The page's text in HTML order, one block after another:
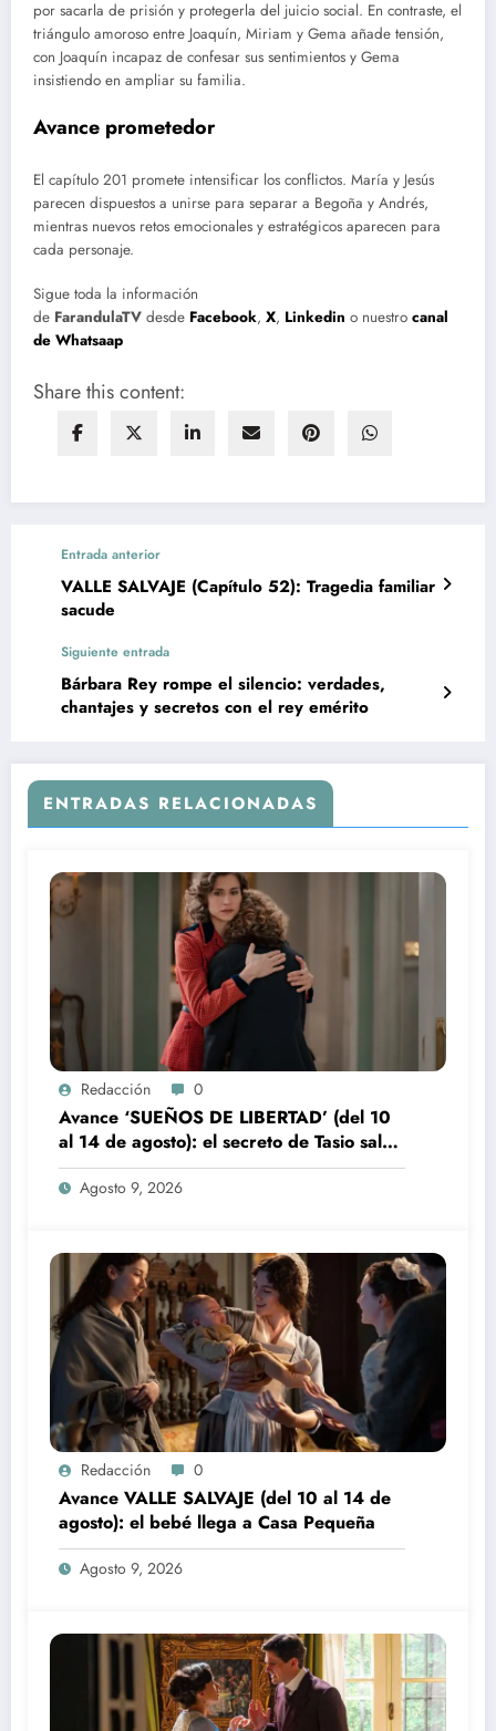
por sacarla de prisión y protegerla del juicio social. En contraste, el
triángulo amoroso entre Joaquín, Miriam y Gema añade tensión,
con Joaquín incapaz de confesar sus sentimientos y Gema
insistiendo en ampliar su familia.
Avance prometedor
El capítulo 201 promete intensificar los conflictos. María y Jesús
parecen dispuestos a unirse para separar a Begoña y Andrés,
mientras nuevos retos emocionales y estratégicos aparecen para
cada personaje.
Sigue toda la información
de FarandulaTV desde Facebook, X, Linkedin o nuestro canal
de Whatsaap
Share this content:
Entrada anterior
VALLE SALVAJE (Capítulo 52): Tragedia familiar
sacude
Siguiente entrada
Bárbara Rey rompe el silencio: verdades,
chantajes y secretos con el rey emérito
ENTRADAS RELACIONADAS
Redacción 0
Avance ‘SUEÑOS DE LIBERTAD’ (del 10
al 14 de agosto): el secreto de Tasio sale
a la luz
Agosto 9, 2026
Redacción 0
Avance VALLE SALVAJE (del 10 al 14 de
agosto): el bebé llega a Casa Pequeña
Agosto 9, 2026